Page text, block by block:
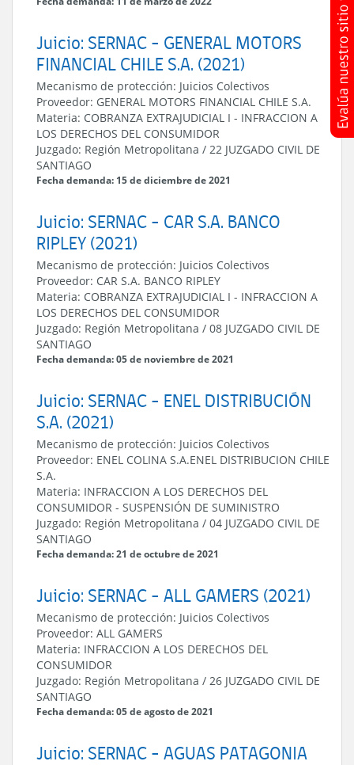
Juicio: SERNAC - GENERAL MOTORS
FINANCIAL CHILE S.A. (2021)
Mecanismo de protección: Juicios Colectivos
Proveedor: GENERAL MOTORS FINANCIAL CHILE S.A.
Materia: COBRANZA EXTRAJUDICIAL I - INFRACCION A
LOS DERECHOS DEL CONSUMIDOR
Juzgado: Región Metropolitana / 22 JUZGADO CIVIL DE
SANTIAGO
Fecha demanda: 15 de diciembre de 2021
Juicio: SERNAC - CAR S.A. BANCO
RIPLEY (2021)
Mecanismo de protección: Juicios Colectivos
Proveedor: CAR S.A. BANCO RIPLEY
Materia: COBRANZA EXTRAJUDICIAL I - INFRACCION A
LOS DERECHOS DEL CONSUMIDOR
Juzgado: Región Metropolitana / 08 JUZGADO CIVIL DE
SANTIAGO
Fecha demanda: 05 de noviembre de 2021
Juicio: SERNAC - ENEL DISTRIBUCIÓN
S.A. (2021)
Mecanismo de protección: Juicios Colectivos
Proveedor: ENEL COLINA S.A.ENEL DISTRIBUCION CHILE
S.A.
Materia: INFRACCION A LOS DERECHOS DEL
CONSUMIDOR - SUSPENSIÓN DE SUMINISTRO
Juzgado: Región Metropolitana / 04 JUZGADO CIVIL DE
SANTIAGO
Fecha demanda: 21 de octubre de 2021
Juicio: SERNAC - ALL GAMERS (2021)
Mecanismo de protección: Juicios Colectivos
Proveedor: ALL GAMERS
Materia: INFRACCION A LOS DERECHOS DEL
CONSUMIDOR
Juzgado: Región Metropolitana / 26 JUZGADO CIVIL DE
SANTIAGO
Fecha demanda: 05 de agosto de 2021
Juicio: SERNAC - AGUAS PATAGONIA